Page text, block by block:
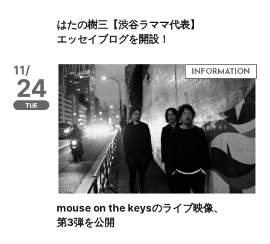
はたの樹三【渋谷ラママ代表】
エッセイブログを開設！
11/
24
TUE
mouse on the keysのライブ映像、
第3弾を公開